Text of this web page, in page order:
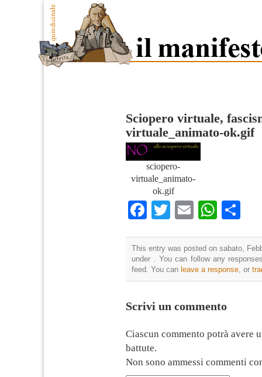
Sciopero virtuale,
virtuale_animato-ok.gif
sciopero-
virtuale_animato-
ok.gif
Facebook
TwitterEmail
This entry was posted on sabato,
under . You can follow any
feed. You can leave a response , or
Scrivi un commento
Ciascun commento potrà avere
battute.
Non sono ammessi commenti